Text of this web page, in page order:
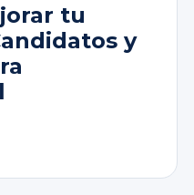
tu
y